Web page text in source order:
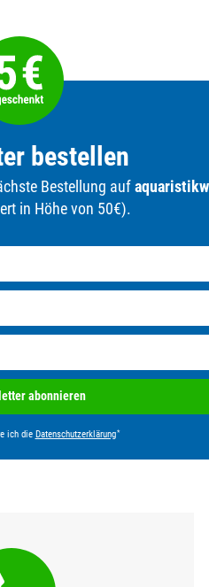
bestellen
Bestellung auf
in Höhe von 50€).
abonnieren
ich die Daten­schutz­erklärung*